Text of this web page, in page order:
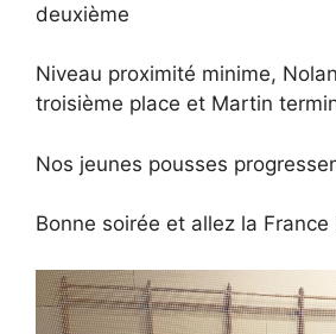
deuxième
Niveau proximité minime,
troisième place et Martin
Nos jeunes pousses
Bonne soirée et allez la France